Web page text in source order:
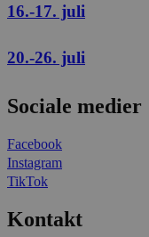
16.-17. juli
20.-26. juli
Sociale medier
Facebook
Instagram
TikTok
Kontakt